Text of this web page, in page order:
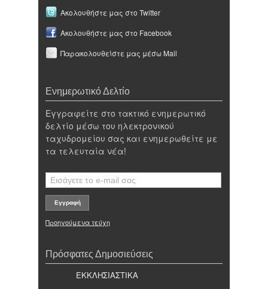
Ακολουθήστε μας στο Twitter
Ακολουθήστε μας στο Facebook
Παρακολουθείστε μας μέσω Mail
Ενημερωτικό Δελτίο
Εγγραφείτε στο τακτικό ενημερωτικό
δελτίο μέσω του ηλεκτρονικού
ταχυδρομείου σας και ενημερωθείτε με
τα τελευταία νέα!
Προηγούμενα τεύχη
Πρόσφατες Δημοσιεύσεις
ΕΚΚΛΗΣΙΑΣΤΙΚΑ